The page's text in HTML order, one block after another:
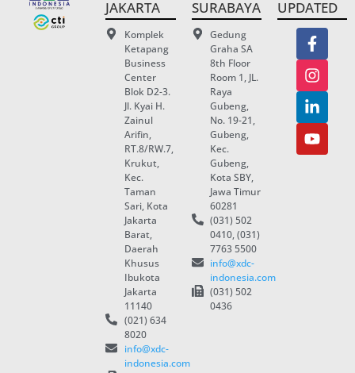
JAKARTA
Komplek
Ketapang
Business
Center
Blok D2-3.
Jl. Kyai H.
Zainul
Arifin,
RT.8/RW.7,
Krukut,
Kec.
Taman
Sari, Kota
Jakarta
Barat,
Daerah
Khusus
Ibukota
Jakarta
11140
(021) 634
8020
info@xdc-
indonesia.com
SURABAYA
Gedung
Graha SA
8th Floor
Room 1, JL.
Raya
Gubeng,
No. 19-21,
Gubeng,
Kec.
Gubeng,
Kota SBY,
Jawa Timur
60281
(031) 502
0410, (031)
7763 5500
info@xdc-
indonesia.com
(031) 502
0436
UPDATED